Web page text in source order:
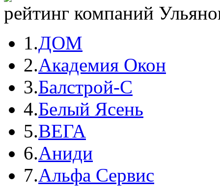
рейтинг компаний
1.ДОМ
2.Академия Окон
3.Балстрой-С
4.Белый Ясень
5.ВЕГА
6.Аниди
7.Альфа Сервис